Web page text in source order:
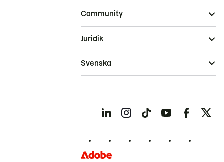
Community
Juridik
Svenska